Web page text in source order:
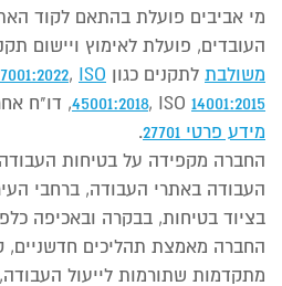
מי אביבים פועלת בהתאם לקוד
העובדים, פועלת לאימוץ ויישום
משולבת לתקנים כגון , ISO
45001:2018, ISO 14001:2015 , דו"ח
מידע פרטי 27701
.
החברה מקפידה על בטיחות
העבודה באתרי העבודה, ברחבי
בציוד בטיחות, בבקרה ובאכיפה
החברה מאמצת תהליכים חדשניים,
מתקדמות שתורמות לייעול